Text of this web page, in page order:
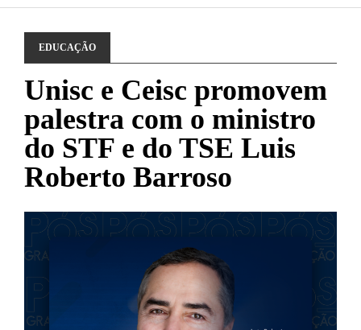
EDUCAÇÃO
Unisc e Ceisc promovem
palestra com o ministro
do STF e do TSE Luis
Roberto Barroso